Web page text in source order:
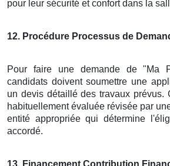
pour leur sécurité et confort dans la
12. Procédure Processus de
Pour faire une demande de "Ma
candidats doivent soumettre une
un devis détaillé des travaux prévus.
habituellement évaluée révisée par
entité appropriée qui détermine
accordé.
13. Financement Contribution